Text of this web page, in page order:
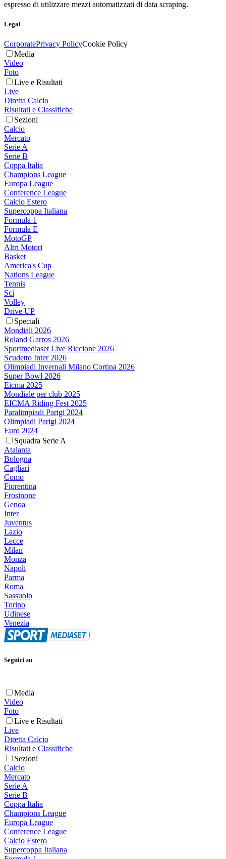
espresso di utilizzare mezzi automatizzati di data scraping.
Legal
CorporatePrivacy PolicyCookie Policy
Media
Video
Foto
Live e Risultati
Live
Diretta Calcio
Risultati e Classifiche
Sezioni
Calcio
Mercato
Serie A
Serie B
Coppa Italia
Champions League
Europa League
Conference League
Calcio Estero
Supercoppa Italiana
Formula 1
Formula E
MotoGP
Altri Motori
Basket
America's Cup
Nations League
Tennis
Sci
Volley
Drive UP
Speciali
Mondiali 2026
Roland Garros 2026
Sportmediaset Live Riccione 2026
Scudetto Inter 2026
Olimpiadi Invernali Milano Cortina 2026
Super Bowl 2026
Eicma 2025
Mondiale per club 2025
EICMA Riding Fest 2025
Paralimpiadi Parigi 2024
Olimpiadi Parigi 2024
Euro 2024
Squadra Serie A
Atalanta
Bologna
Cagliari
Como
Fiorentina
Frosinone
Genoa
Inter
Juventus
Lazio
Lecce
Milan
Monza
Napoli
Parma
Roma
Sassuolo
Torino
Udinese
Venezia
Seguici su
Media
Video
Foto
Live e Risultati
Live
Diretta Calcio
Risultati e Classifiche
Sezioni
Calcio
Mercato
Serie A
Serie B
Coppa Italia
Champions League
Europa League
Conference League
Calcio Estero
Supercoppa Italiana